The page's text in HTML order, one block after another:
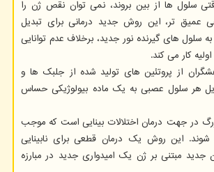
سلول ها از بین بروند، نمی توان نقص ژن را
عمیق تر، این روش جدید درمانی برای تبدیل
سلول های گیرنده نور جدید، برخلاف عدم توانایی
کار می کند.
از پروتئین های تولید شده از جلبک ها و
هر سلول عصبی به یک ماده بیولوژیکی حساس
در جهت درمان اختلالات بینایی است که موجب
شوند. این روش یک درمان قطعی برای نابینایی
جدید مبتنی بر ژن یک امیدواری جدید در مبارزه